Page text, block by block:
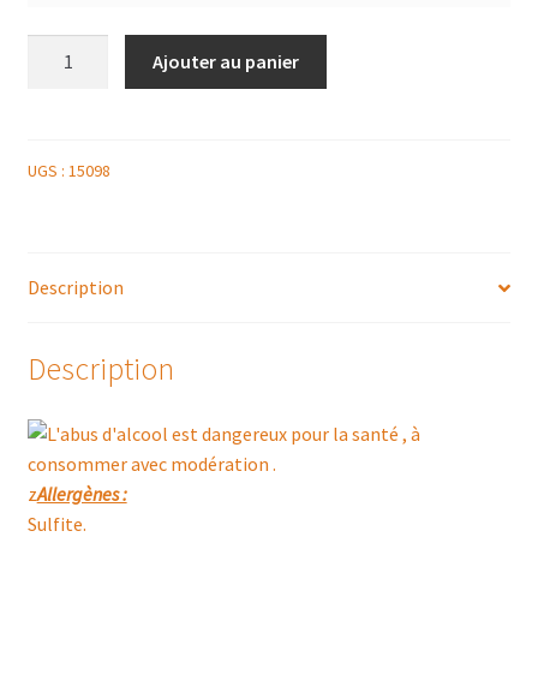
Ajouter au panier
UGS : 15098
Description
Description
zAllergènes :
Sulfite.